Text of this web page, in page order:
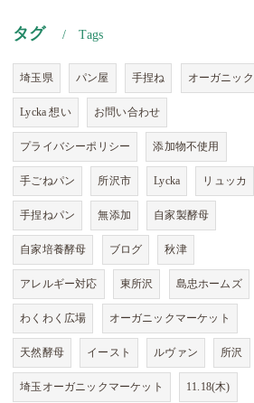
タグ Tags
埼玉県 パン屋 手捏ね オーガニック
Lycka 想い お問い合わせ
プライバシーポリシー 添加物不使用
手ごねパン 所沢市 Lycka リュッカ
手捏ねパン 無添加 自家製酵母
自家培養酵母 ブログ 秋津
アレルギー対応 東所沢 島忠ホームズ
わくわく広場 オーガニックマーケット
天然酵母 イースト ルヴァン 所沢
埼玉オーガニックマーケット 11.18(木)